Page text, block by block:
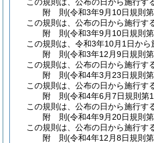
附 則(令和3年9月10日規則
この規則は、公布の日から施行す
附 則(令和3年9月10日規則
この規則は、令和3年10月1日から
附 則(令和3年12月9日規則
この規則は、公布の日から施行す
附 則(令和4年3月23日規則
この規則は、公布の日から施行す
附 則(令和4年6月7日規則第
この規則は、公布の日から施行す
附 則(令和4年9月20日規則
この規則は、公布の日から施行す
附 則(令和4年12月8日規則